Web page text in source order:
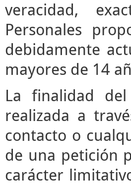
veracidad,
Personales
debidamente
mayores de 14
La finalidad
realizada a
contacto o
de una petición
carácter